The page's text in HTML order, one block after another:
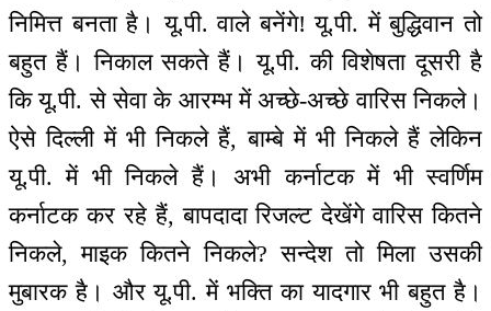
निमित्त बनता है। यू.पी. वाले बनेंगे! यू.पी. में बुद्धिवान तो
बहुत हैं। निकाल सकते हैं। यू.पी. की विशेषता दूसरी है
कि यू.पी. से सेवा के आरम्भ में अच्छे-अच्छे वारिस निकले।
ऐसे दिल्ली में भी निकले हैं, बाम्बे में भी निकले हैं लेकिन
यू.पी. में भी निकले हैं। अभी कर्नाटक में भी स्वर्णिम
कर्नाटक कर रहे हैं, बापदादा रिजल्ट देखेंगे वारिस कितने
निकले, माइक कितने निकले? सन्देश तो मिला उसकी
मुबारक है। और यू.पी. में भक्ति का यादगार भी बहुत है।